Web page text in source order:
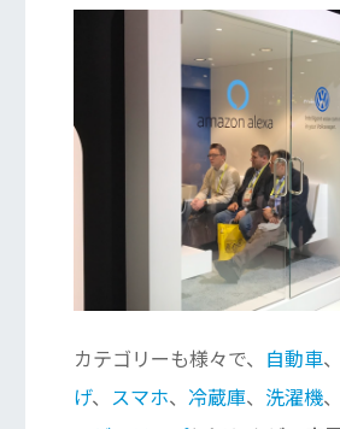
カテゴリーも様々で、 自動車、
げ、 スマホ、 冷蔵庫、 洗濯機、